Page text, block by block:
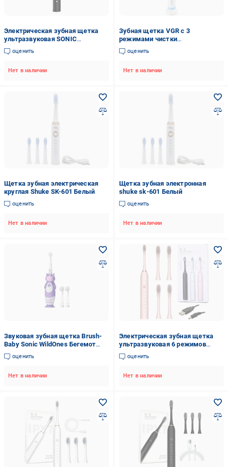
Электрическая зубная щетка
ультразвуковая SONIC
TOOTHBRUSH IPX7 на
аккумуляторе с сменными
оценить
Нет в наличии
Зубная щетка VGR с 3
режимами чистки
аккумуляторная электрическая
(V-801)
оценить
Нет в наличии
Щетка зубная электрическая
круглая Shuke SK-601 Белый
оценить
Нет в наличии
Щетка зубная электронная
shuke sk-601 Белый
оценить
Нет в наличии
Звуковая зубная щетка Brush-
Baby Sonic WildOnes Бегемот
Holly от 0-10 лет Фиолетовый
(2296398875)
оценить
Нет в наличии
Электрическая зубная щетка
ультразвуковая 6 режимов
водонепроницаемая IPX7
быстрая зарядка USB Розовый
оценить
Нет в наличии